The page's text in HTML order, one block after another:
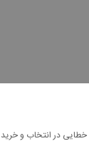
خطایی در انتخاب و